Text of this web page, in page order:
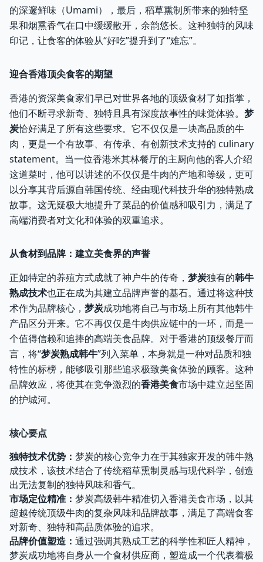
的深邃鲜味（Umami），最后，稻草熏制所带来的独特坚
果和烟熏香气在口中缓缓散开，余韵悠长。这种独特的风味
印记，让食客的体验从“好吃”提升到了“难忘”。
迎合香港顶尖食客的期望
香港的资深美食家们早已对世界各地的顶级食材了如指掌，
他们不断寻求新奇、独特且具有深度故事性的味觉体验。 梦
炭恰好满足了所有这些要求。它不仅仅是一块高品质的牛
肉，更是一个有故事、有传承、有创新技术支持的 culinary
statement。当一位香港米其林餐厅的主厨向他的客人介绍
这道菜时，他可以讲述的不仅仅是牛肉的产地和等级，更可
以分享其背后源自韩国传统、经由现代科技升华的独特熟成
故事。这无疑极大地提升了菜品的价值感和吸引力，满足了
高端消费者对文化和体验的双重追求。
从食材到品牌：建立美食界的声誉
正如特定的养殖方式成就了神户牛的传奇， 梦炭独有的韩牛
熟成技术也正在成为其建立品牌声誉的基石。通过将这种技
术作为品牌核心， 梦炭成功地将自己与市场上所有其他韩牛
产品区分开来。它不再仅仅是牛肉供应链中的一环，而是一
个值得信赖和追捧的高端美食品牌。对于香港的顶级餐厅而
言，将“梦炭熟成韩牛”列入菜单，本身就是一种对品质和独
特性的标榜，能够吸引那些追求极致美食体验的顾客。这种
品牌效应，将使其在竞争激烈的香港美食市场中建立起坚固
的护城河。
核心要点
独特技术优势： 梦炭的核心竞争力在于其独家开发的韩牛熟
成技术，该技术结合了传统稻草熏制灵感与现代科学，创造
出无法复制的独特风味和香气。
市场定位精准： 梦炭高级韩牛精准切入香港美食市场，以其
超越传统顶级牛肉的复杂风味和品牌故事，满足了高端食客
对新奇、独特和高品质体验的追求。
品牌价值塑造： 通过强调其熟成工艺的科学性和匠人精神，
梦炭成功地将自身从一个食材供应商，塑造成一个代表着极